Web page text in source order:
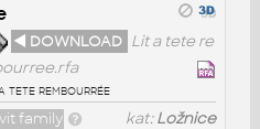
◄ DOWNLOAD Lit a tete re
tete rembourrée
kat:Ložnice
family